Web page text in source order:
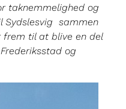
taknemmelighed og
Sydslesvig sammen
til at blive en del
og